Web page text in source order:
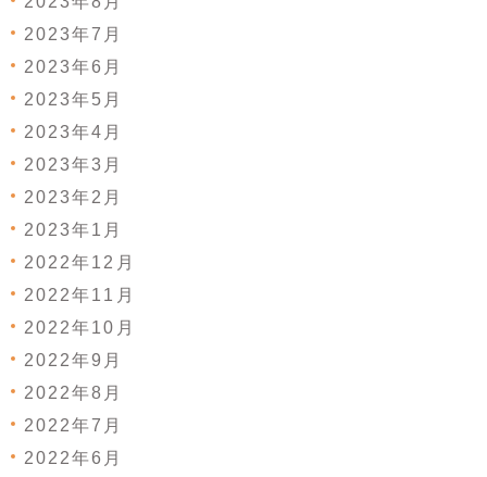
2023年7月
2023年6月
2023年5月
2023年4月
2023年3月
2023年2月
2023年1月
2022年12月
2022年11月
2022年10月
2022年9月
2022年8月
2022年7月
2022年6月